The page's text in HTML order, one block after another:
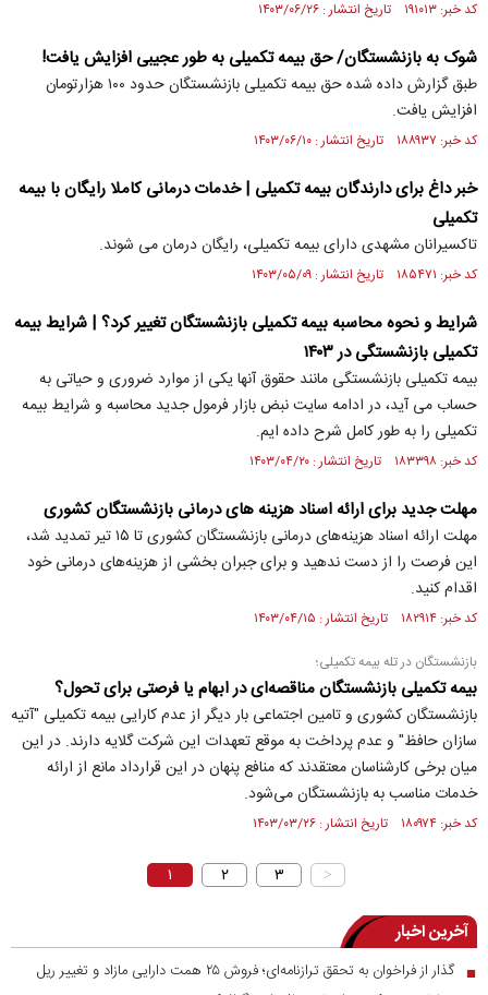
کد خبر: ۱۹۱۰۱۳ تاریخ انتشار : ۱۴۰۳/۰۶/۲۶
شوک به بازنشستگان/ حق بیمه تکمیلی به طور عجیبی افزایش یافت!
طبق گزارش داده شده حق بیمه تکمیلی بازنشستگان حدود ۱۰۰ هزارتومان
افزایش یافت.
کد خبر: ۱۸۸۹۳۷ تاریخ انتشار : ۱۴۰۳/۰۶/۱۰
خبر داغ برای دارندگان بیمه تکمیلی | خدمات درمانی کاملا رایگان با بیمه
تکمیلی
تاکسیرانان مشهدی دارای بیمه تکمیلی، رایگان درمان می شوند.
کد خبر: ۱۸۵۴۷۱ تاریخ انتشار : ۱۴۰۳/۰۵/۰۹
شرایط و نحوه محاسبه بیمه تکمیلی بازنشستگان تغییر کرد؟ | شرایط بیمه
تکمیلی بازنشستگی در ۱۴۰۳
بیمه تکمیلی بازنشستگی مانند حقوق آنها یکی از موارد ضروری و حیاتی به
حساب می آید، در ادامه سایت نبض بازار فرمول جدید محاسبه و شرایط بیمه
تکمیلی را به طور کامل شرح داده ایم.
کد خبر: ۱۸۳۳۹۸ تاریخ انتشار : ۱۴۰۳/۰۴/۲۰
مهلت جدید برای ارائه اسناد هزینه های درمانی بازنشستگان کشوری
مهلت ارائه اسناد هزینه‌های درمانی بازنشستگان کشوری تا ۱۵ تیر تمدید شد،
این فرصت را از دست ندهید و برای جبران بخشی از هزینه‌های درمانی خود
اقدام کنید.
کد خبر: ۱۸۲۹۱۴ تاریخ انتشار : ۱۴۰۳/۰۴/۱۵
بازنشستگان در تله بیمه تکمیلی؛
بیمه تکمیلی بازنشستگان مناقصه‌ای در ابهام یا فرصتی برای تحول؟
بازنشستگان کشوری و تامین اجتماعی بار دیگر از عدم کارایی بیمه تکمیلی "آتیه
سازان حافظ" و عدم پرداخت به موقع تعهدات این شرکت گلایه دارند. در این
میان برخی کارشناسان معتقدند که منافع پنهان در این قرارداد مانع از ارائه
خدمات مناسب به بازنشستگان می‌شود.
کد خبر: ۱۸۰۹۷۴ تاریخ انتشار : ۱۴۰۳/۰۳/۲۶
۱ ۲ ۳ >
آخرین اخبار
■
گذار از فراخوان به تحقق ترازنامه‌ای؛ فروش ۲۵ همت دارایی مازاد و تغییر ریل